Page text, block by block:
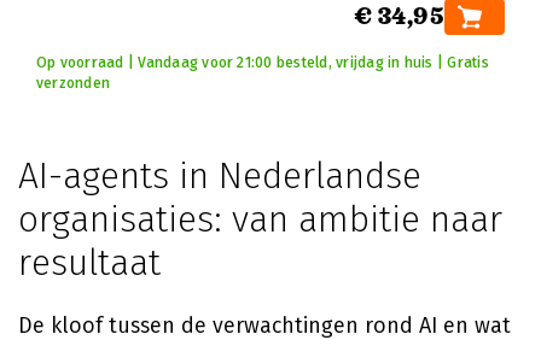
€ 34,95
Op voorraad | Vandaag voor 21:00 besteld, vrijdag in huis | Gratis
verzonden
AI-agents in Nederlandse
organisaties: van ambitie naar
resultaat
De kloof tussen de verwachtingen rond AI en wat